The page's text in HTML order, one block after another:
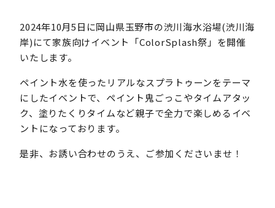
2024年10月5日に岡山県玉野市の渋川海水浴場(渋川海
岸)にて家族向けイベント「ColorSplash祭」を開催
いたします。
ペイント水を使ったリアルなスプラトゥーンをテーマ
にしたイベントで、ペイント鬼ごっこやタイムアタッ
ク、塗りたくりタイムなど親子で全力で楽しめるイベ
ントになっております。
是非、お誘い合わせのうえ、ご参加くださいませ！